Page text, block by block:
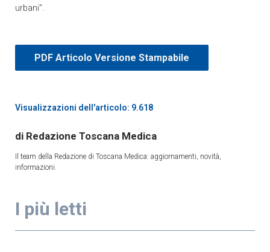
urbani”.
PDF Articolo Versione Stampabile
Visualizzazioni dell'articolo: 9.618
Redazione Toscana Medica
Il team della Redazione di Toscana Medica: aggiornamenti, novità,
informazioni.
I più letti